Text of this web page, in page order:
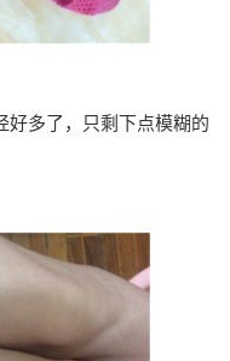
好多了，只剩下点模糊的